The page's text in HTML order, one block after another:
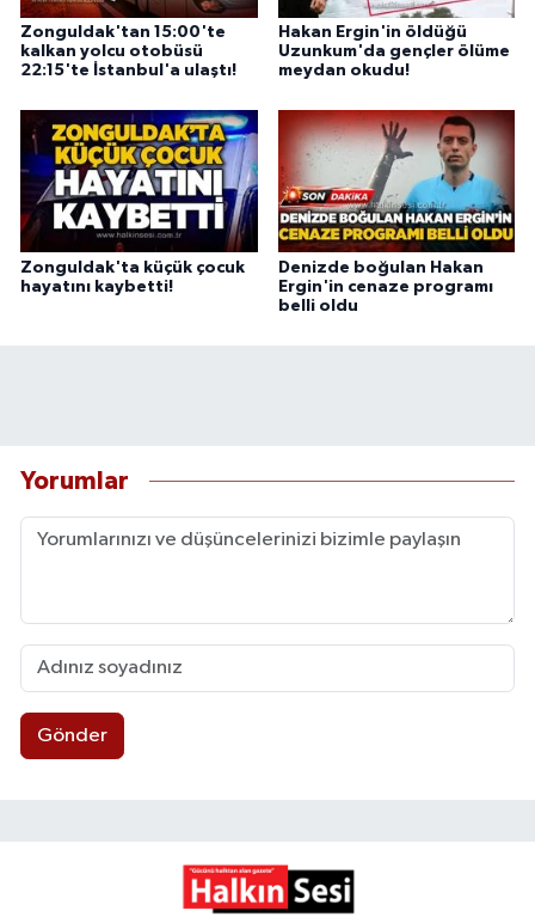
Zonguldak'tan 15:00'te
kalkan yolcu otobüsü
22:15'te İstanbul'a ulaştı!
Hakan Ergin'in öldüğü
Uzunkum'da gençler ölüme
meydan okudu!
Zonguldak'ta küçük çocuk
hayatını kaybetti!
Denizde boğulan Hakan
Ergin'in cenaze programı
belli oldu
Yorumlar
Gönder